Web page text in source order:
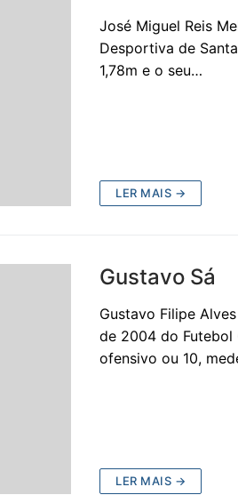
José Miguel Reis
Desportiva de
1,78m e o seu…
LER MAIS →
Gustavo Sá
Gustavo Filipe
de 2004 do Futebol
ofensivo ou 10,
LER MAIS →